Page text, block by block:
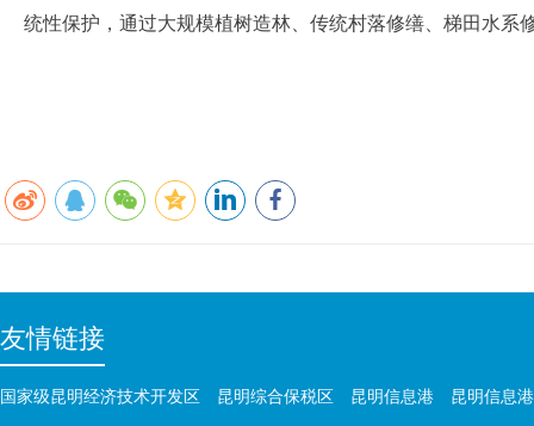
统性保护，通过大规模植树造林、传统村落修缮、梯田水
友情链接
国家级昆明经济技术开发区 昆明综合保税区 昆明信息港 昆明信息